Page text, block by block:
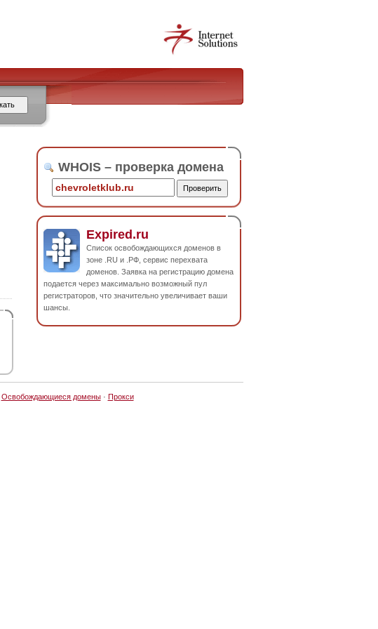
WHOIS – проверка домена
Expired.ru
Список освобождающихся доменов в
зоне .RU и .РФ, сервис перехвата
доменов. Заявка на регистрацию домена
подается через максимально возможный пул
регистраторов, что значительно увеличивает ваши
шансы.
Освобождающиеся домены· Прокси